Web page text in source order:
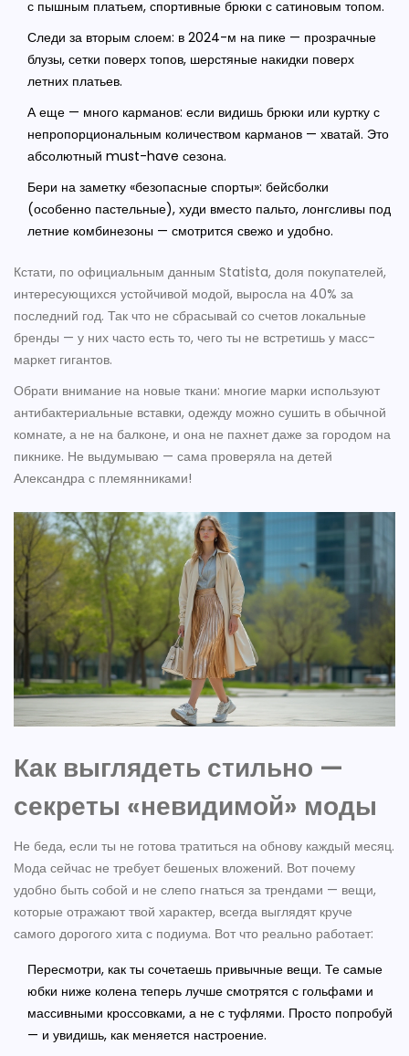
с пышным платьем, спортивные брюки с сатиновым топом.
Следи за вторым слоем: в 2024-м на пике — прозрачные
блузы, сетки поверх топов, шерстяные накидки поверх
летних платьев.
А еще — много карманов: если видишь брюки или куртку с
непропорциональным количеством карманов — хватай. Это
абсолютный must-have сезона.
Бери на заметку «безопасные спорты»: бейсболки
(особенно пастельные), худи вместо пальто, лонгсливы под
летние комбинезоны — смотрится свежо и удобно.
Кстати, по официальным данным Statista, доля покупателей,
интересующихся устойчивой модой, выросла на 40% за
последний год. Так что не сбрасывай со счетов локальные
бренды — у них часто есть то, чего ты не встретишь у масс-
маркет гигантов.
Обрати внимание на новые ткани: многие марки используют
антибактериальные вставки, одежду можно сушить в обычной
комнате, а не на балконе, и она не пахнет даже за городом на
пикнике. Не выдумываю — сама проверяла на детей
Александра с племянниками!
Как выглядеть стильно —
секреты «невидимой» моды
Не беда, если ты не готова тратиться на обнову каждый месяц.
Мода сейчас не требует бешеных вложений. Вот почему
удобно быть собой и не слепо гнаться за трендами — вещи,
которые отражают твой характер, всегда выглядят круче
самого дорогого хита с подиума. Вот что реально работает:
Пересмотри, как ты сочетаешь привычные вещи. Те самые
юбки ниже колена теперь лучше смотрятся с гольфами и
массивными кроссовками, а не с туфлями. Просто попробуй
— и увидишь, как меняется настроение.